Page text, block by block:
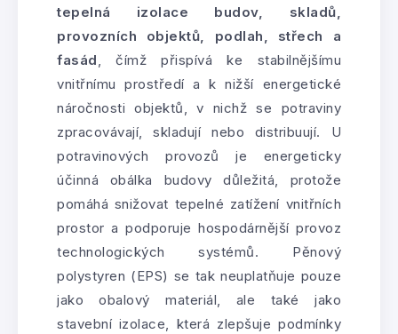
tepelná izolace budov, skladů,
provozních objektů, podlah, střech a
fasád, čímž přispívá ke stabilnějšímu
vnitřnímu prostředí a k nižší energetické
náročnosti objektů, v nichž se potraviny
zpracovávají, skladují nebo distribuují. U
potravinových provozů je energeticky
účinná obálka budovy důležitá, protože
pomáhá snižovat tepelné zatížení vnitřních
prostor a podporuje hospodárnější provoz
technologických systémů. Pěnový
polystyren (EPS) se tak neuplatňuje pouze
jako obalový materiál, ale také jako
stavební izolace, která zlepšuje podmínky